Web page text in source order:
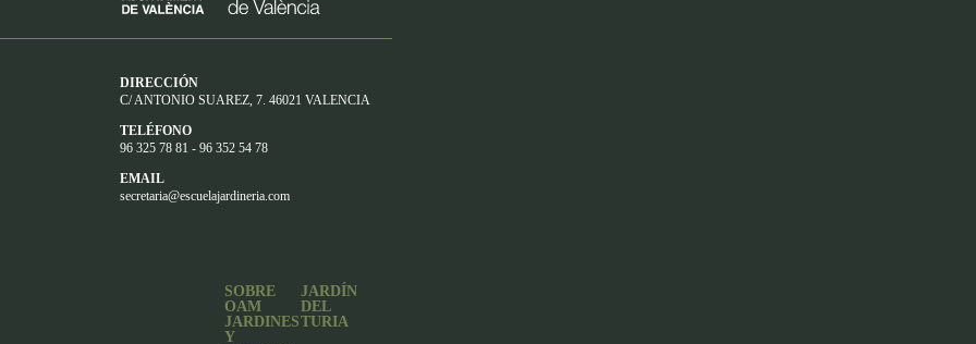
DIRECCIÓN
C/ ANTONIO SUAREZ, 7. 46021 VALENCIA
TELÉFONO
96 325 78 81 - 96 352 54 78
EMAIL
secretaria@escuelajardineria.com
SOBRE
OAM
JARDINES
Y
JARDÍN
DEL
TURIA